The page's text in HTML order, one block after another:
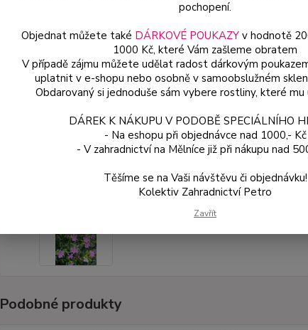
Podobné produkty
pochopení.
Objednat můžete také DÁRKOVÉ POUKAZYv hodnotě
1000 Kč, které Vám zašleme obratem
V případě zájmu můžete udělat radost dárkovým
uplatnit v e-shopu nebo osobně v samoobslužném
Obdarovaný si jednoduše sám vybere rostliny, které mu
DÁREK K NÁKUPU V PODOBĚ SPECIÁLNÍHO
- Na eshopu při objednávce nad 1000,- Kč
- V zahradnictví na Mělníce již při nákupu nad
Těšíme se na Vaši návštěvu či objednávku!
Kolektiv Zahradnictví Petro
Zavřít